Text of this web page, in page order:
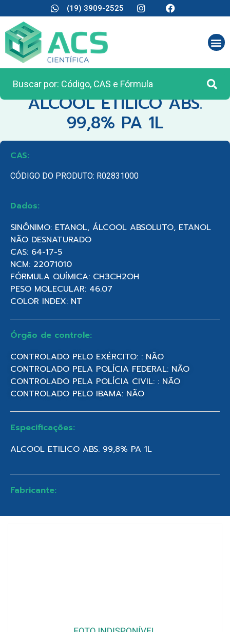
(19) 3909-2525
CATEGORIA:REAGENTES ANALÍTICOS
ALCOOL ETILICO ABS.
99,8% PA 1L
CAS:
CÓDIGO DO PRODUTO: R02831000
Dados:
SINÔNIMO: ETANOL, ÁLCOOL ABSOLUTO, ETANOL
NÃO DESNATURADO
CAS: 64-17-5
NCM: 22071010
FÓRMULA QUÍMICA: CH3CH2OH
PESO MOLECULAR: 46.07
COLOR INDEX: NT
Órgão de controle:
CONTROLADO PELO EXÉRCITO: : NÃO
CONTROLADO PELA POLÍCIA FEDERAL: NÃO
CONTROLADO PELA POLÍCIA CIVIL: : NÃO
CONTROLADO PELO IBAMA: NÃO
Especificações:
ALCOOL ETILICO ABS. 99,8% PA 1L
Fabricante: